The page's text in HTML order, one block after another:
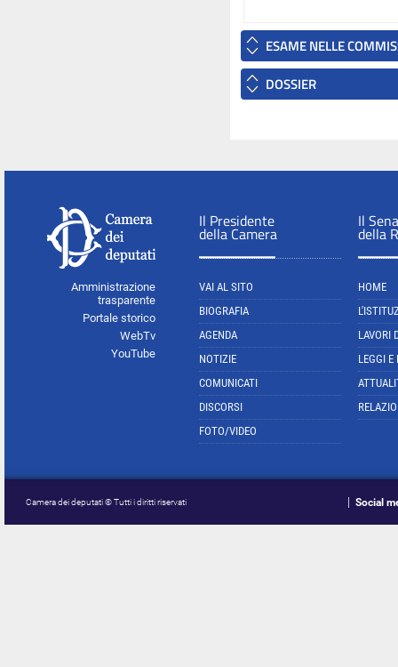
ESAME NELLE
DOSSIER
Amministrazione
trasparente
Portale storico
WebTv
YouTube
Il Presidente
della Camera
VAI AL SITO
BIOGRAFIA
AGENDA
NOTIZIE
COMUNICATI
DISCORSI
FOTO/VIDEO
Il
della
HOME
LAVORI
LEGGI E
Camera dei deputati © Tutti i diritti riservati Social